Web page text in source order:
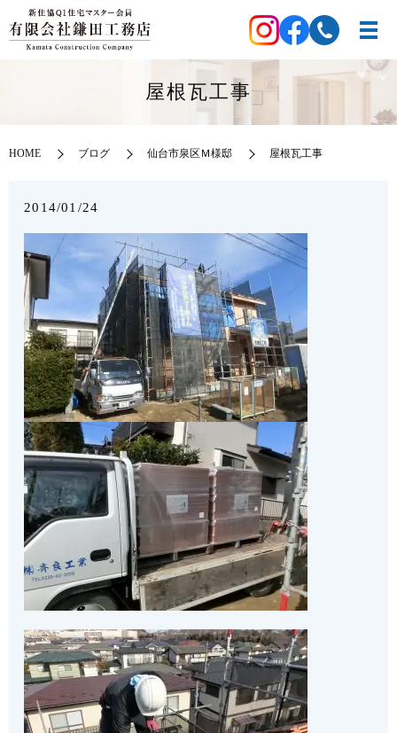
屋根瓦工事
HOME ブログ 仙台市泉区Ｍ様邸 屋根瓦工事
2014/01/24